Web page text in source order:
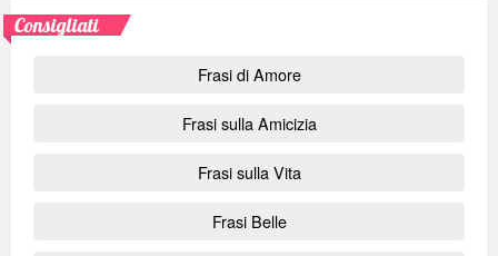
Consigliati
Frasi di Amore
Frasi sulla Amicizia
Frasi sulla Vita
Frasi Belle